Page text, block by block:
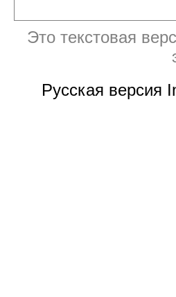
Это текстовая
Русская версия